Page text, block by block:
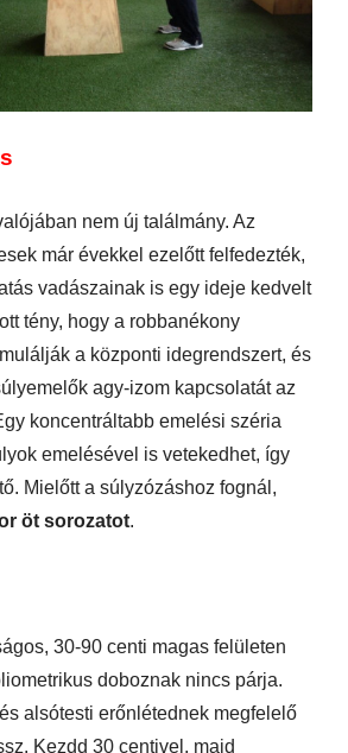
nem új találmány. Az
már évekkel ezelőtt felfedezték,
vadászainak is egy ideje kedvelt
tény, hogy a robbanékony
a központi idegrendszert, és
agy-izom kapcsolatát az
koncentráltabb emelési széria
emelésével is vetekedhet, így
Mielőtt a súlyzózáshoz fognál,
öt sorozatot.
30-90 centi magas felületen
doboznak nincs párja.
alsótesti erőnlétednek megfelelő
Kezdd 30 centivel, majd